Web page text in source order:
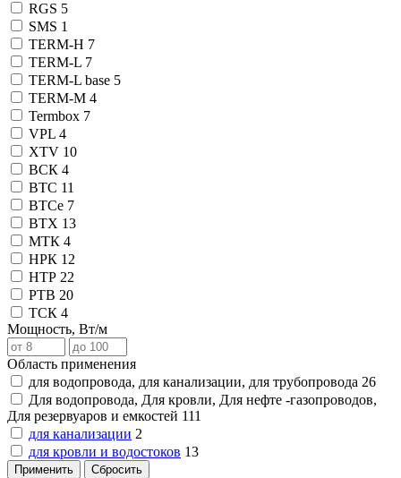
RGS 5
SMS 1
TERM-H 7
TERM-L 7
TERM-L base 5
TERM-М 4
Termbox 7
VPL 4
XTV 10
ВСК 4
ВТС 11
ВТСе 7
ВТХ 13
МТК 4
НРК 12
НТР 22
РТВ 20
ТСК 4
Мощность, Вт/м
Область применения
для водопровода, для канализации, для трубопровода 26
Для водопровода, Для кровли, Для нефте -газопроводов,
Для резервуаров и емкостей 111
для канализации 2
для кровли и водостоков 13
Применить Сбросить